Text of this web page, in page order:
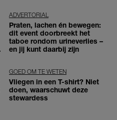
ADVERTORIAL
Praten, lachen én bewegen:
dit event doorbreekt het
taboe rondom urineverlies –
en jij kunt daarbij zijn
GOED OM TE WETEN
Vliegen in een T-shirt? Niet
doen, waarschuwt deze
stewardess